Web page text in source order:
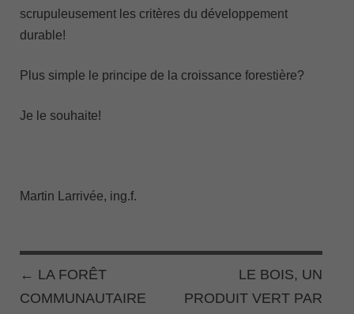
scrupuleusement les critères du développement
durable!
Plus simple le principe de la croissance forestière?
Je le souhaite!
Martin Larrivée, ing.f.
POST NAVIGATION
← LA FORÊT
COMMUNAUTAIRE
LE BOIS, UN
PRODUIT VERT PAR